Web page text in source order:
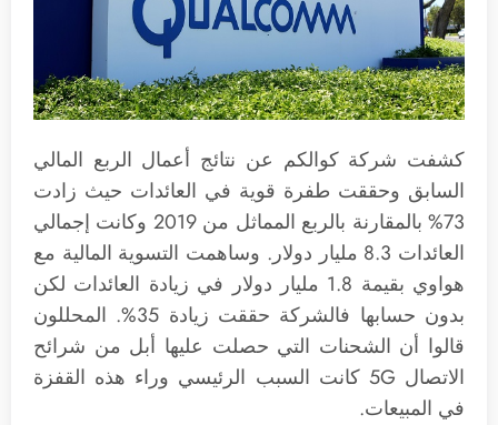
كشفت شركة كوالكم عن نتائج أعمال الربع المالي
السابق وحققت طفرة قوية في العائدات حيث زادت
73% بالمقارنة بالربع المماثل من 2019 وكانت إجمالي
العائدات 8.3 مليار دولار. وساهمت التسوية المالية مع
هواوي بقيمة 1.8 مليار دولار في زيادة العائدات لكن
بدون حسابها فالشركة حققت زيادة 35%. المحللون
قالوا أن الشحنات التي حصلت عليها أبل من شرائح
الاتصال 5G كانت السبب الرئيسي وراء هذه القفزة
في المبيعات.